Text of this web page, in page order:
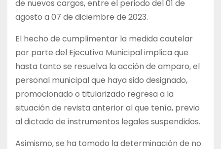
de nuevos cargos, entre el periodo del 01 de
agosto a 07 de diciembre de 2023.
El hecho de cumplimentar la medida cautelar
por parte del Ejecutivo Municipal implica que
hasta tanto se resuelva la acción de amparo, el
personal municipal que haya sido designado,
promocionado o titularizado regresa a la
situación de revista anterior al que tenía, previo
al dictado de instrumentos legales suspendidos.
Asimismo, se ha tomado la determinación de no